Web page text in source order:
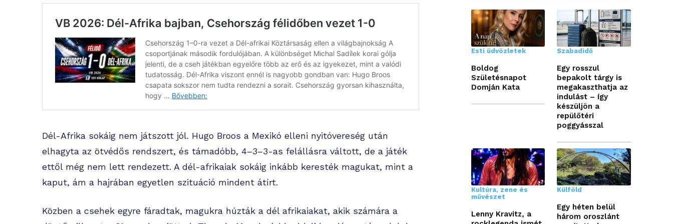
Dél-Afrika sokáig nem játszott jól. Hugo Broos a Mexikó elleni nyitóvereség után
elhagyta az ötvédős rendszert, és támadóbb, 4–3–3-as felállásra váltott, de a játék
ettől még nem lett rendezett. A dél-afrikaiak sokáig inkább keresték magukat, mint a
kaput, ám a hajrában egyetlen szituáció mindent átírt.
Közben a csehek egyre fáradtak, magukra húzták a dél afrikaiakat, akik számára a
Esti üdvözletek
Boldog
Születésnapot
Domján Kata
Szabadidő
Egy rosszul
bepakolt tárgy is
megakaszthatja az
indulást – így
készüljön a
repülőtéri
poggyásszal
Kultúra, zene és
művészet
Lenny Kravitz, a
Külföld
Egy héten belül
három oroszlánt